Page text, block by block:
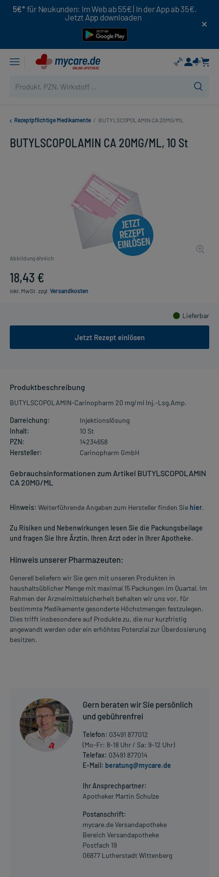
5€* für Neukunden: Im Web ab 55€ | In der App ab 35€.
Jetzt App downloaden
Rezeptpflichtige Medikamente / BUTYLSCOPOLAMIN CA 20MG/ML
BUTYLSCOPOLAMIN CA 20MG/ML, 10 St
Abbildung ähnlich
18,43 €
inkl. MwSt. zzgl. Versandkosten
Lieferbar
Jetzt Rezept einlösen
Produktbeschreibung
BUTYLSCOPOLAMIN-Carinopharm 20 mg/ml Inj.-Lsg.Amp.
Darreichung:
Injektionslösung
Inhalt:
10 St
PZN:
14234658
Hersteller:
Carinopharm GmbH
Gebrauchsinformationen zum Artikel BUTYLSCOPOLAMIN
CA 20MG/ML
Hinweis: Weiterführende Angaben zum Hersteller finden Sie hier.
Zu Risiken und Nebenwirkungen lesen Sie die Packungsbeilage
und fragen Sie Ihre Ärztin, Ihren Arzt oder in Ihrer Apotheke.
Hinweis unserer Pharmazeuten:
Generell beliefern wir Sie gern mit unseren Produkten in
haushaltsüblicher Menge mit maximal 15 Packungen im Quartal. Im
Rahmen der Arzneimittelsicherheit behalten wir uns vor, für
bestimmte Medikamente gesonderte Höchstmengen festzulegen.
Dies trifft insbesondere auf Produkte zu, die nur kurzfristig
angewandt werden oder ein erhöhtes Potenzial zur Überdosierung
besitzen.
Gern beraten wir Sie persönlich
und gebührenfrei
Telefon: 03491 877012
(Mo-Fr: 8-18 Uhr / Sa: 9-12 Uhr)
Telefax: 03491 877014
E-Mail: beratung@mycare.de
Ihr Ansprechpartner:
Apotheker Martin Schulze
Postanschrift:
mycare.de Versandapotheke
Bereich Versandapotheke
Postfach 19
06877 Lutherstadt Wittenberg